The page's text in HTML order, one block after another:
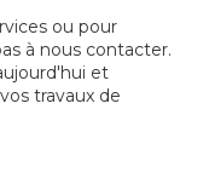
ou pour
à nous contacter.
et
travaux de